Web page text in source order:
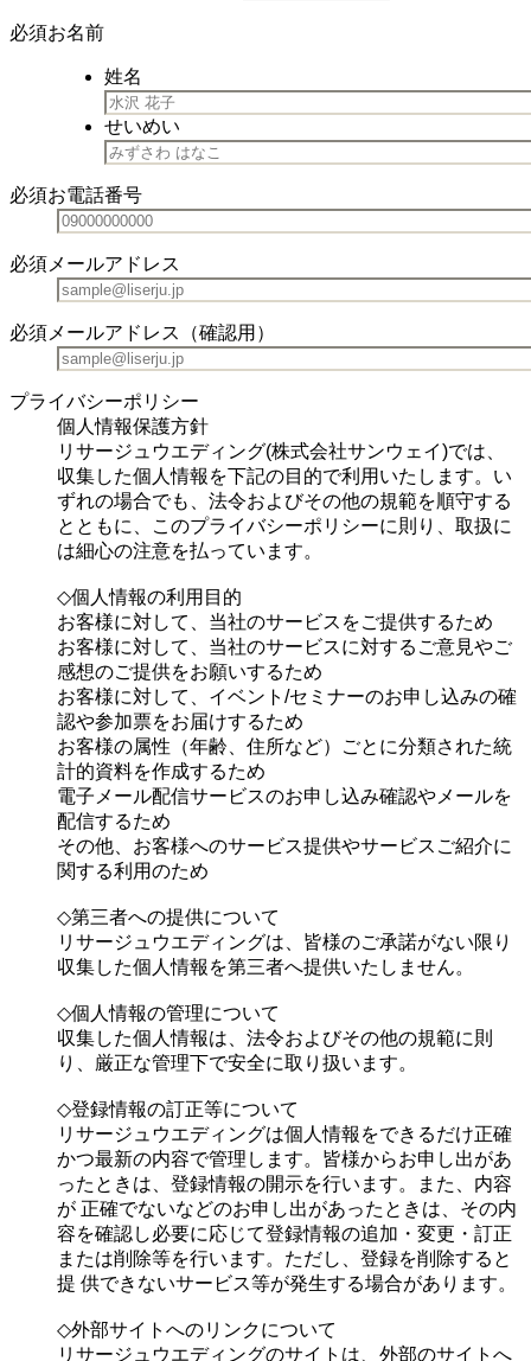
必須お名前
姓名
せいめい
必須お電話番号
必須 メールアドレス
必須 メールアドレス（確認用）
プライバシーポリシー
個人情報保護方針
リサージュウエディング(株式会社サンウェイ)では、
収集した個人情報を下記の目的で利用いたします。い
ずれの場合でも、法令およびその他の規範を順守する
とともに、このプライバシーポリシーに則り、取扱に
は細心の注意を払っています。
◇個人情報の利用目的
お客様に対して、当社のサービスをご提供するため
お客様に対して、当社のサービスに対するご意見やご
感想のご提供をお願いするため
お客様に対して、イベント/セミナーのお申し込みの確
認や参加票をお届けするため
お客様の属性（年齢、住所など）ごとに分類された統
計的資料を作成するため
電子メール配信サービスのお申し込み確認やメールを
配信するため
その他、お客様へのサービス提供やサービスご紹介に
関する利用のため
◇第三者への提供について
リサージュウエディングは、皆様のご承諾がない限り
収集した個人情報を第三者へ提供いたしません。
◇個人情報の管理について
収集した個人情報は、法令およびその他の規範に則
り、厳正な管理下で安全に取り扱います。
◇登録情報の訂正等について
リサージュウエディングは個人情報をできるだけ正確
かつ最新の内容で管理します。皆様からお申し出があ
ったときは、登録情報の開示を行います。また、内容
が 正確でないなどのお申し出があったときは、その内
容を確認し必要に応じて登録情報の追加・変更・訂正
または削除等を行います。ただし、登録を削除すると
提 供できないサービス等が発生する場合があります。
◇外部サイトへのリンクについて
リサージュウエディングのサイトは、外部のサイトへ